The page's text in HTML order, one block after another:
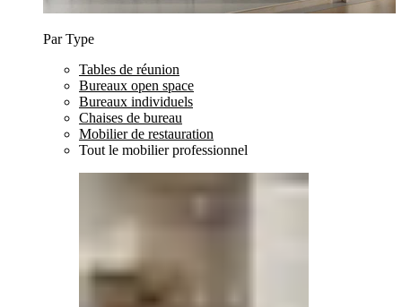
Par Type
Tables de réunion
Bureaux open space
Bureaux individuels
Chaises de bureau
Mobilier de restauration
Tout le mobilier professionnel